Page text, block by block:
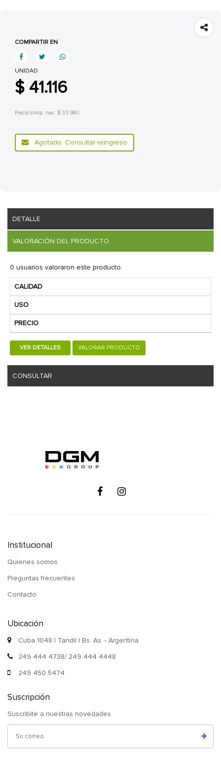
COMPARTIR EN
UNIDAD
$ 41.116
Precio s/imp. nac. $ 33.980
Agotado. Consultar reingreso
DETALLE
VALORACIÓN DEL PRODUCTO
0 usuarios valoraron este producto.
CALIDAD
USO
PRECIO
VER DETALLES VALORAR PRODUCTO
CONSULTAR
Institucional
Quienes somos
Preguntas frecuentes
Contacto
Ubicación
Cuba 1048 | Tandil | Bs. As. - Argentina
249 444 4738/ 249 444 4448
249 450 5474
Suscripción
Suscribite a nuestras novedades